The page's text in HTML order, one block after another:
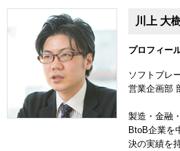
川上 大
プロフィー
ソフトブレ
営業企画部
製造・金融
BtoB企業を
決の実績を